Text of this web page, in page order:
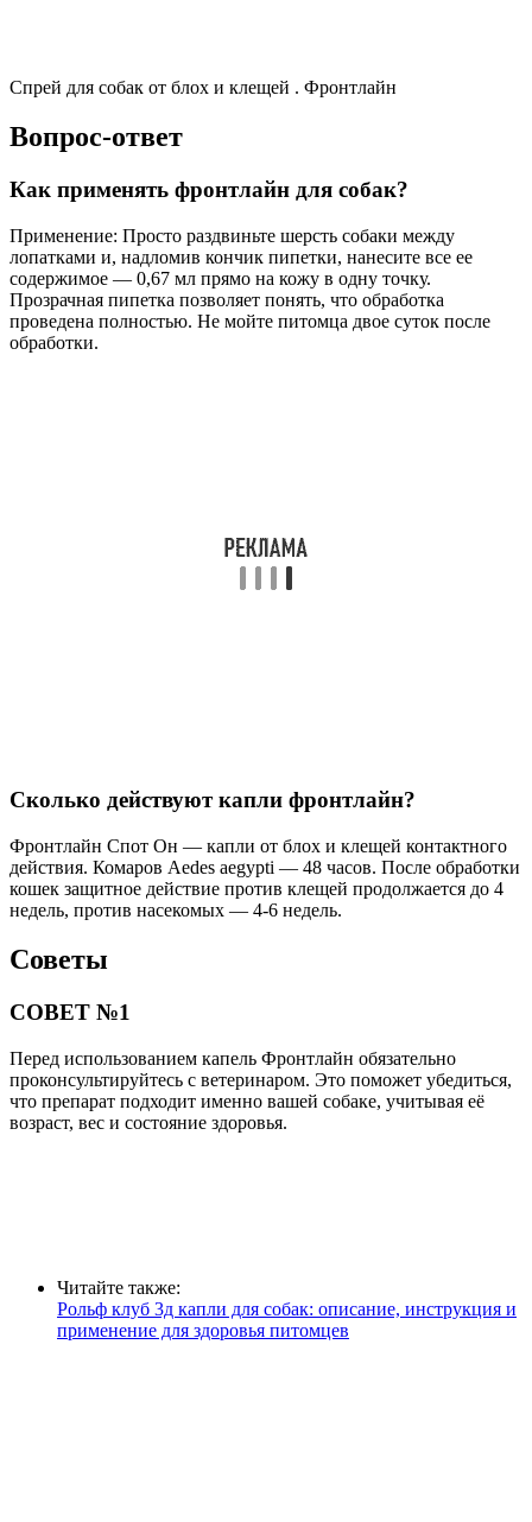
Спрей для собак от блох и клещей . Фронтлайн
Вопрос-ответ
Как применять фронтлайн для собак?
Применение: Просто раздвиньте шерсть собаки между
лопатками и, надломив кончик пипетки, нанесите все ее
содержимое — 0,67 мл прямо на кожу в одну точку.
Прозрачная пипетка позволяет понять, что обработка
проведена полностью. Не мойте питомца двое суток после
обработки.
Сколько действуют капли фронтлайн?
Фронтлайн Спот Он — капли от блох и клещей контактного
действия. Комаров Aedes aegypti — 48 часов. После обработки
кошек защитное действие против клещей продолжается до 4
недель, против насекомых — 4-6 недель.
Советы
СОВЕТ №1
Перед использованием капель Фронтлайн обязательно
проконсультируйтесь с ветеринаром. Это поможет убедиться,
что препарат подходит именно вашей собаке, учитывая её
возраст, вес и состояние здоровья.
Читайте также:
Рольф клуб 3д капли для собак: описание, инструкция и
применение для здоровья питомцев